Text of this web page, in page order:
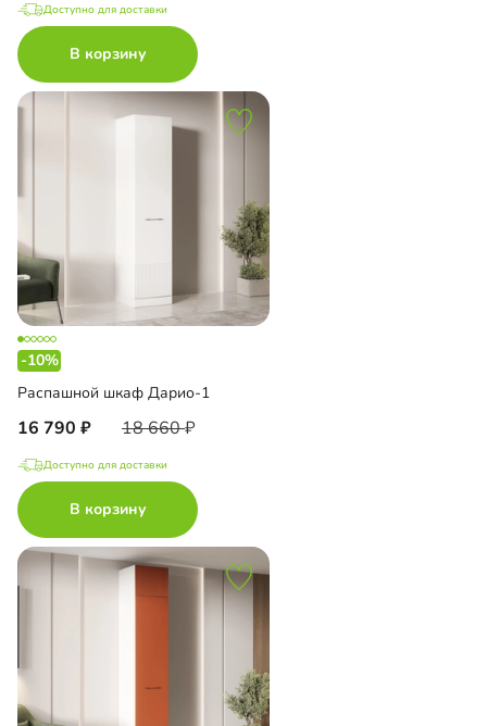
Доступно для доставки
В корзину
-10%
Распашной шкаф Дарио-1
16 790 18 660
Доступно для доставки
В корзину